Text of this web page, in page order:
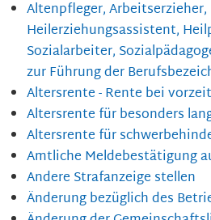
Altenpfleger,
Heilerziehungsassistent,
Sozialarbeiter,
zur Führung der
Altersrente - Rente bei
Altersrente für besonders
Altersrente für
Amtliche Meldebestätigung
Andere Strafanzeige stellen
Änderung bezüglich des